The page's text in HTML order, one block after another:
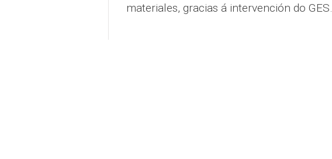
materiales, gracias á intervención do GES.